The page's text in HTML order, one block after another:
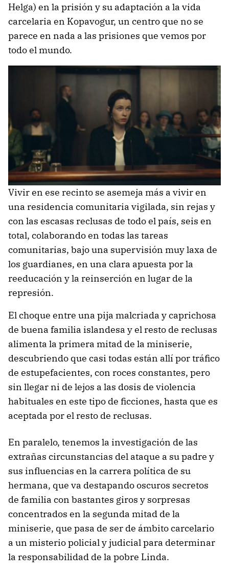
Helga) en la prisión y su adaptación a la vida
carcelaria en Kopavogur, un centro que no se
parece en nada a las prisiones que vemos por
todo el mundo.
Vivir en ese recinto se asemeja más a vivir en
una residencia comunitaria vigilada, sin rejas y
con las escasas reclusas de todo el país, seis en
total, colaborando en todas las tareas
comunitarias, bajo una supervisión muy laxa de
los guardianes, en una clara apuesta por la
reeducación y la reinserción en lugar de la
represión.
El choque entre una pija malcriada y caprichosa
de buena familia islandesa y el resto de reclusas
alimenta la primera mitad de la miniserie,
descubriendo que casi todas están allí por tráfico
de estupefacientes, con roces constantes, pero
sin llegar ni de lejos a las dosis de violencia
habituales en este tipo de ficciones, hasta que es
aceptada por el resto de reclusas.
En paralelo, tenemos la investigación de las
extrañas circunstancias del ataque a su padre y
sus influencias en la carrera política de su
hermana, que va destapando oscuros secretos
de familia con bastantes giros y sorpresas
concentrados en la segunda mitad de la
miniserie, que pasa de ser de ámbito carcelario
a un misterio policial y judicial para determinar
la responsabilidad de la pobre Linda.